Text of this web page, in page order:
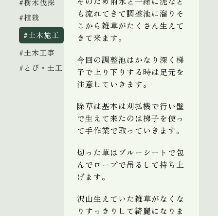
#植栽
#土木施工
#土木工事
#とび・土工
も流れてきて調整池に溜り そ
こから雑草がたくさん生えて
きて来ます。
今回の調整池はかなり深く梯
子で上り下りする時は足元を
注意していきます。
除草は基本は刈払機で行い壁
で生えて来たのは梯子を使っ
て手作業で取っていきます。
切った草はブルーシートで包
んでロープで吊るして持ち上
げます。
沢山生えていた雑草がなくな
りすっきりして綺麗になりま